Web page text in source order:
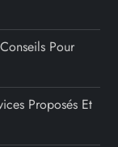
Pour
Proposés Et